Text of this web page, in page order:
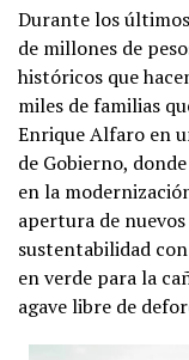
Durante los
de millones de
históricos que
miles de familias
Enrique Alfaro en
de Gobierno,
en la
apertura de
sustentabilidad
en verde para la
agave libre de